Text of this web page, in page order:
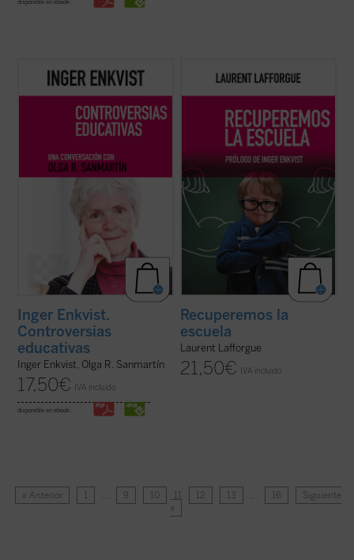
disponible en ebook:
La experta educativa sueca Inger Enkvist y
la periodista Olga R. Sanmartín abordan en
terreno de la educación: la tensión entre el
modelo inclusivo y el diferenciado, ... (ver
Inger Enkvist.
Controversias
educativas
Inger Enkvist, Olga R. Sanmartín
17,50€ IVA incluido
disponible en ebook:
El matemático francés Laurent Lafforgue,
Medalla Fields del año 2002, ha intervenido
la educación y la escuela francesa y
europea. Este libro recoge algunas de ...
Recuperemos la
escuela
Laurent Lafforgue
21,50€ IVA incluido
« Anterior 1 … 9 10 11 12 13 … 16
Siguiente
»